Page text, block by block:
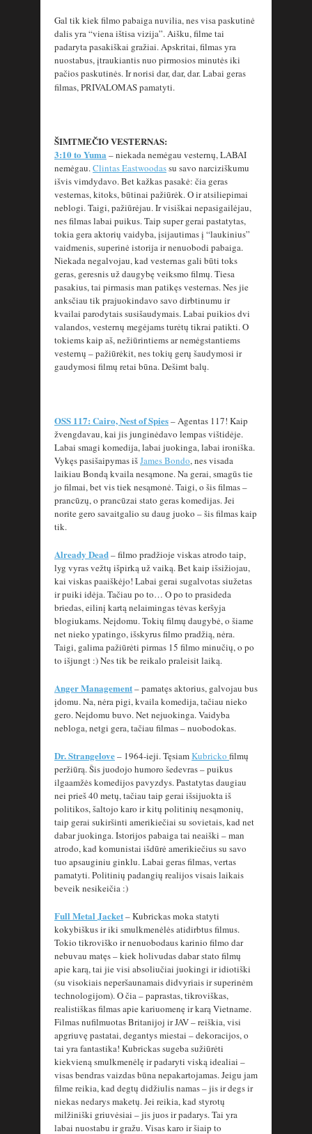
Gal tik kiek filmo pabaiga nuvilia, nes visa paskutinė
dalis yra “viena ištisa vizija”. Aišku, filme tai
padaryta pasakiškai gražiai. Apskritai, filmas yra
nuostabus, įtraukiantis nuo pirmosios minutės iki
pačios paskutinės. Ir norisi dar, dar, dar. Labai geras
filmas, PRIVALOMAS pamatyti.
ŠIMTMEČIO VESTERNAS:
3:10 to Yuma – niekada nemėgau vesternų, LABAI
nemėgau.Clintas Eastwoodassu savo narciziškumu
išvis vimdydavo. Bet kažkas pasakė: čia geras
vesternas, kitoks, būtinai pažiūrėk. O ir atsiliepimai
neblogi. Taigi, pažiūrėjau. Ir visiškai nepasigailėjau,
nes filmas labai puikus. Taip super gerai pastatytas,
tokia gera aktorių vaidyba, įsijautimas į “laukinius”
vaidmenis, superinė istorija ir nenuobodi pabaiga.
Niekada negalvojau, kad vesternas gali būti toks
geras, geresnis už daugybę veiksmo filmų. Tiesa
pasakius, tai pirmasis man patikęs vesternas. Nes jie
anksčiau tik prajuokindavo savo dirbtinumu ir
kvailai parodytais susišaudymais. Labai puikios dvi
valandos, vesternų megėjams turėtų tikrai patikti. O
tokiems kaip aš, nežiūrintiems ar nemėgstantiems
vesternų – pažiūrėkit, nes tokių gerų šaudymosi ir
gaudymosi filmų retai būna. Dešimt balų.
OSS 117: Cairo, Nest of Spies– Agentas 117! Kaip
žvengdavau, kai jis junginėdavo lempas vištidėje.
Labai smagi komedija, labai juokinga, labai ironiška.
Vykęs pasišaipymas išJames Bondo, nes visada
laikiau Bondą kvaila nesąmone. Na gerai, smagūs tie
jo filmai, bet vis tiek nesąmonė. Taigi, o šis filmas –
prancūzų, o prancūzai stato geras komedijas. Jei
norite gero savaitgalio su daug juoko – šis filmas kaip
tik.
Already Dead– filmo pradžioje viskas atrodo taip,
lyg vyras vežtų išpirką už vaiką. Bet kaip išsižiojau,
kai viskas paaiškėjo! Labai gerai sugalvotas siužetas
ir puiki idėja. Tačiau po to… O po to prasideda
briedas, eilinį kartą nelaimingas tėvas keršyja
blogiukams. Neįdomu. Tokių filmų daugybė, o šiame
net nieko ypatingo, išskyrus filmo pradžią, nėra.
Taigi, galima pažiūrėti pirmas 15 filmo minučių, o po
to išjungt :) Nes tik be reikalo praleisit laiką.
Anger Management– pamatęs aktorius, galvojau bus
įdomu. Na, nėra pigi, kvaila komedija, tačiau nieko
gero. Neįdomu buvo. Net nejuokinga. Vaidyba
nebloga, netgi gera, tačiau filmas – nuobodokas.
Dr. Strangelove– 1964-ieji. TęsiamKubricko filmų
peržiūrą. Šis juodojo humoro šedevras – puikus
ilgaamžės komedijos pavyzdys. Pastatytas daugiau
nei prieš 40 metų, tačiau taip gerai išsijuokta iš
politikos, šaltojo karo ir kitų politinių nesąmonių,
taip gerai sukiršinti amerikiečiai su sovietais, kad net
dabar juokinga. Istorijos pabaiga tai neaiški – man
atrodo, kad komunistai išdūrė amerikiečius su savo
tuo apsauginiu ginklu. Labai geras filmas, vertas
pamatyti. Politinių padangių realijos visais laikais
beveik nesikeičia :)
Full Metal Jacket– Kubrickas moka statyti
kokybiškus ir iki smulkmenėlės atidirbtus filmus.
Tokio tikroviško ir nenuobodaus karinio filmo dar
nebuvau matęs – kiek holivudas dabar stato filmų
apie karą, tai jie visi absoliučiai juokingi ir idiotiški
(su visokiais neperšaunamais didvyriais ir superinėm
technologijom). O čia – paprastas, tikroviškas,
realistiškas filmas apie kariuomenę ir karą Vietname.
Filmas nufilmuotas Britanijoj ir JAV – reiškia, visi
apgriuvę pastatai, degantys miestai – dekoracijos, o
tai yra fantastika! Kubrickas sugeba sužiūrėti
kiekvieną smulkmenėlę ir padaryti viską idealiai –
visas bendras vaizdas būna nepakartojamas. Jeigu jam
filme reikia, kad degtų didžiulis namas – jis ir degs ir
niekas nedarys maketų. Jei reikia, kad styrotų
milžiniški griuvėsiai – jis juos ir padarys. Tai yra
labai nuostabu ir gražu. Visas karo ir šiaip to